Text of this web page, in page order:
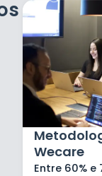
Wecare
Entre 60% e